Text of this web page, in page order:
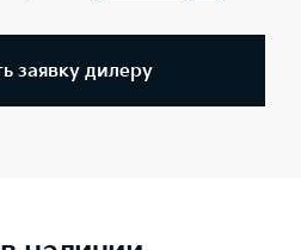
заявку дилеру